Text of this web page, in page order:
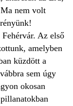
nem volt
Az első
amelyben
küzdött a
sem úgy
okosan